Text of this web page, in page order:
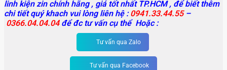
linh kiện zin chính hãng , giá tốt nhất TP.HCM , để biết thêm
chi tiết quý khach vui lòng liên hệ :0941.33.44.55–
0366.04.04.04để đc tư vấn cụ thể Hoặc :
Tư vấn qua Zalo
Tư vấn qua Facebook